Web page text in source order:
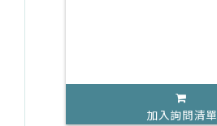
加入詢問清單